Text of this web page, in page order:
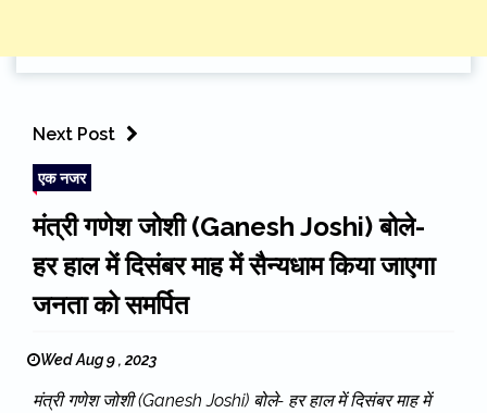
Next Post
एक नजर
मंत्री गणेश जोशी (Ganesh Joshi) बोले-
हर हाल में दिसंबर माह में सैन्यधाम किया जाएगा
जनता को समर्पित
Wed Aug 9 , 2023
मंत्री गणेश जोशी (Ganesh Joshi) बोले- हर हाल में दिसंबर माह में